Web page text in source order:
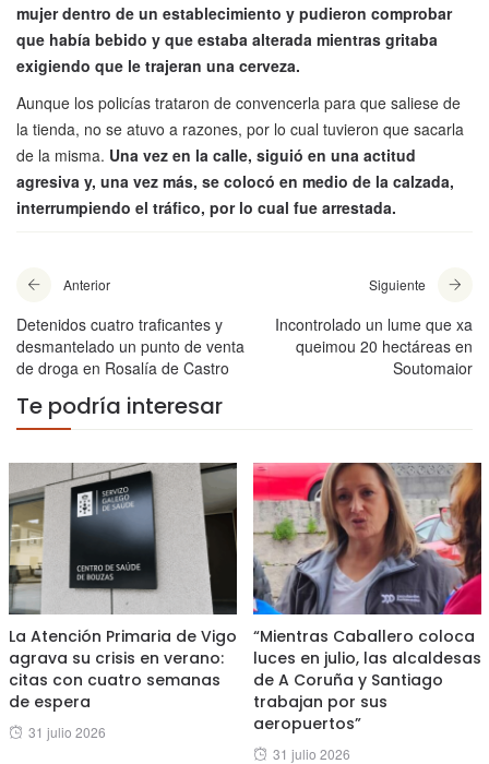
mujer dentro de un establecimiento y pudieron comprobar
que había bebido y que estaba alterada mientras gritaba
exigiendo que le trajeran una cerveza.
Aunque los policías trataron de convencerla para que saliese de
la tienda, no se atuvo a razones, por lo cual tuvieron que sacarla
de la misma. Una vez en la calle, siguió en una actitud
agresiva y, una vez más, se colocó en medio de la calzada,
interrumpiendo el tráfico, por lo cual fue arrestada.
Anterior
Detenidos cuatro traficantes y
desmantelado un punto de venta
de droga en Rosalía de Castro
Siguiente
Incontrolado un lume que xa
queimou 20 hectáreas en
Soutomaior
Te podría interesar
La Atención Primaria de Vigo
agrava su crisis en verano:
citas con cuatro semanas
de espera
Posted
31 julio 2026
“Mientras Caballero coloca
luces en julio, las alcaldesas
de A Coruña y Santiago
trabajan por sus
aeropuertos”
Posted
31 julio 2026